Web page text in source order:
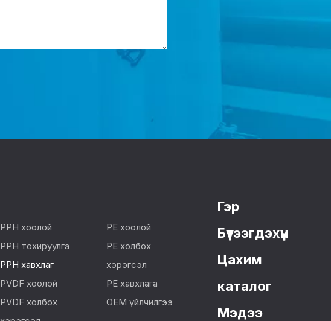
PPH хоолой
PPH тохируулга
PPH хавхлаг
PVDF хоолой
PVDF холбох
PE хоолой
PE холбох
хэрэгсэл
PE хавхлага
OEM үйлчилгээ
Гэр
Бүтээгдэхүүн
Цахим
каталог
Мэдээ